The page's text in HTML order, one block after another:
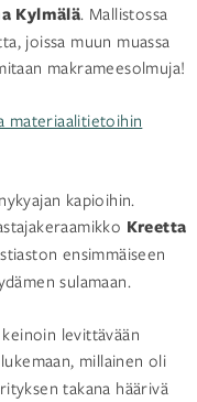
Kylmälä. Mallistossa
joissa muun muassa
makrameesolmuja!
materiaalitietoihin
kapioihin.
Kreetta
ensimmäiseen
sulamaan.
levittävään
millainen oli
takana häärivä